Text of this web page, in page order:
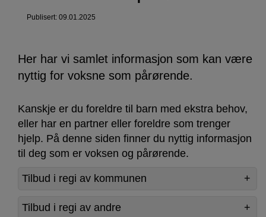
Publisert: 09.01.2025
Her har vi samlet informasjon som kan være
nyttig for voksne som pårørende.
Kanskje er du foreldre til barn med ekstra behov,
eller har en partner eller foreldre som trenger
hjelp. På denne siden finner du nyttig informasjon
til deg som er voksen og pårørende.
Tilbud i regi av kommunen
Tilbud i regi av andre